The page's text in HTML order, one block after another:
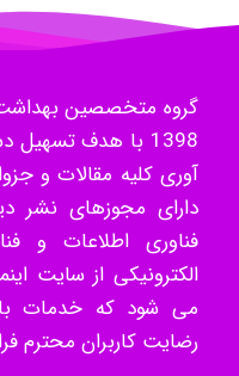
گروه متخصصین بهداشت
1398 با هدف
دارای مجوزهای نشر
فناوری اطلاعات و
الکترونیکی از سایت
می شود که خدمات با
رضایت کاربران محترم